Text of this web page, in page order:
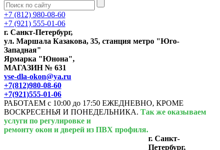
+7 (812) 980-08-60
+7 (921) 555-01-06
г. Санкт-Петербург,
ул. Маршала Казакова, 35, станция метро "Юго-
Западная"
Ярмарка "Юнона",
МАГАЗИН № 631
vse-dla-okon@ya.ru
+7(812)980-08-60
+7(921)555-01-06
РАБОТАЕМ с 10:00 до 17:50 ЕЖЕДНЕВНО, КРОМЕ
ВОСКРЕСЕНЬЯ И ПОНЕДЕЛЬНИКА. Так же оказываем
услуги по регулировке и
ремонту окон и дверей из ПВХ профиля.
г. Санкт-
Петербург,